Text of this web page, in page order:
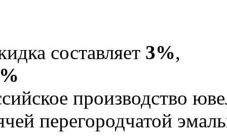
составляет 3%,
производство
перегородчатой